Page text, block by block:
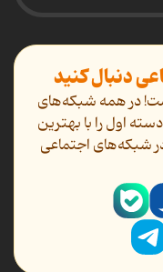
دنبال کنید
در همه شبکه‌های
اول را با بهترین
در شبکه‌های اجتماعی